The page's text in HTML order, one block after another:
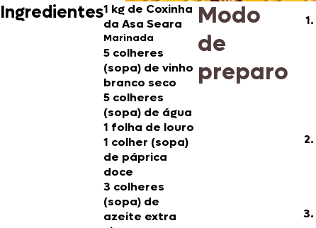
Ingredientes1 kg de Coxinha
da Asa Seara
Marinada
5 colheres
(sopa) de vinho
branco seco
5 colheres
(sopa) de água
1 folha de louro
1 colher (sopa)
de páprica
doce
3 colheres
(sopa) de
azeite extra
Modo
de
preparo